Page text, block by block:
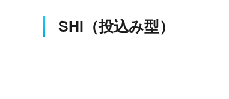
SHI（投込み型）